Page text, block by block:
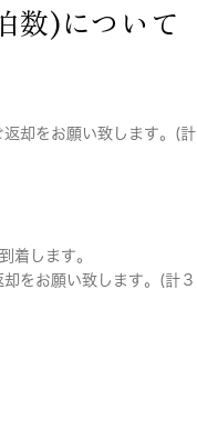
数)について
返却をお願い致します。(計
着します。
却をお願い致します。(計３